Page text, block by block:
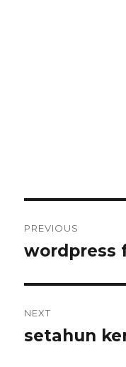
navigation
PREVIOUS
Previous
wordpress
NEXT
Next
setahun